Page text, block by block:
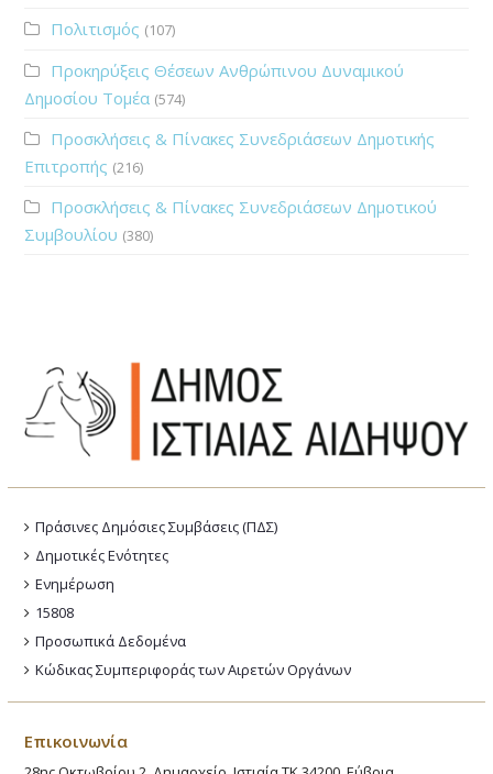
Πολιτισμός (107)
Προκηρύξεις Θέσεων Ανθρώπινου Δυναμικού
Δημοσίου Τομέα (574)
Προσκλήσεις & Πίνακες Συνεδριάσεων Δημοτικής
Επιτροπής (216)
Προσκλήσεις & Πίνακες Συνεδριάσεων Δημοτικού
Συμβουλίου (380)
Πράσινες Δημόσιες Συμβάσεις (ΠΔΣ)
Δημοτικές Ενότητες
Ενημέρωση
15808
Προσωπικά Δεδομένα
Κώδικας Συμπεριφοράς των Αιρετών Οργάνων
Επικοινωνία